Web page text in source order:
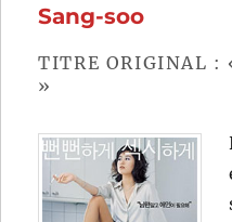
(2023)
Hayao
Sang-soo
TITRE ORIGINAL :
»